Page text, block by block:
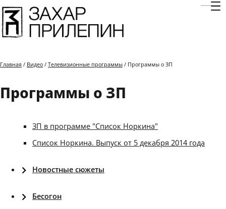
Главная / Видео / Телевизионные программы / Программы о ЗП
Программы о ЗП
ЗП в программе "Список Норкина"
Список Норкина. Выпуск от 5 декабря 2014 года
Новостные сюжеты
Бесогон